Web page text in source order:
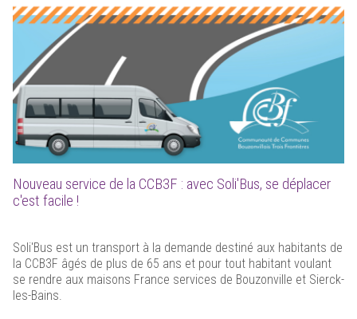
Nouveau service de la CCB3F : avec Soli'Bus, se déplacer
c'est facile !
Soli'Bus est un transport à la demande destiné aux habitants de
la CCB3F âgés de plus de 65 ans et pour tout habitant voulant
se rendre aux maisons France services de Bouzonville et Sierck-
les-Bains.